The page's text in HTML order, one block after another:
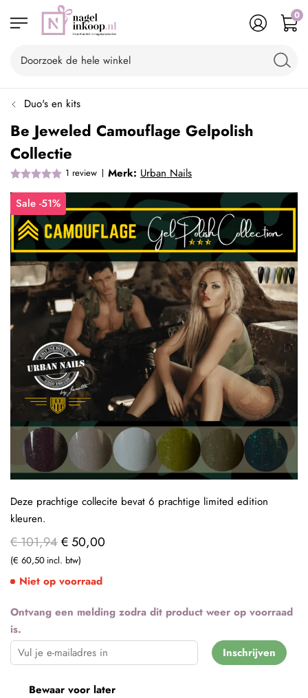
0
Duo's en kits
Be Jeweled Camouflage Gelpolish
Collectie
1 review Merk: Urban Nails
Sale -51%
Ontvang een melding zodra dit product weer op voorraad
is.
Inschrijven
€ 101,94€ 50,00
€ 60,50
Bewaar voor later
Niet op voorraad
Deze prachtige collecite bevat 6 prachtige limited edition
kleuren.